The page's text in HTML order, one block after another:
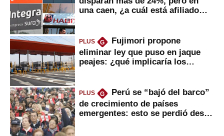
una caen, ¿a cuál está afiliado
PLUS G
Fujimori propone
eliminar ley que puso en jaque
peajes: ¿qué implicaría los
PLUS G
Perú se “bajó del barco”
de crecimiento de países
emergentes: esto se perdió desde